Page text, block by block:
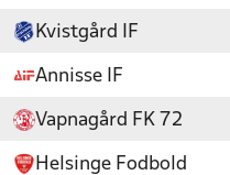
Kvistgård IF
Annisse IF
Vapnagård FK 72
Helsinge Fodbold